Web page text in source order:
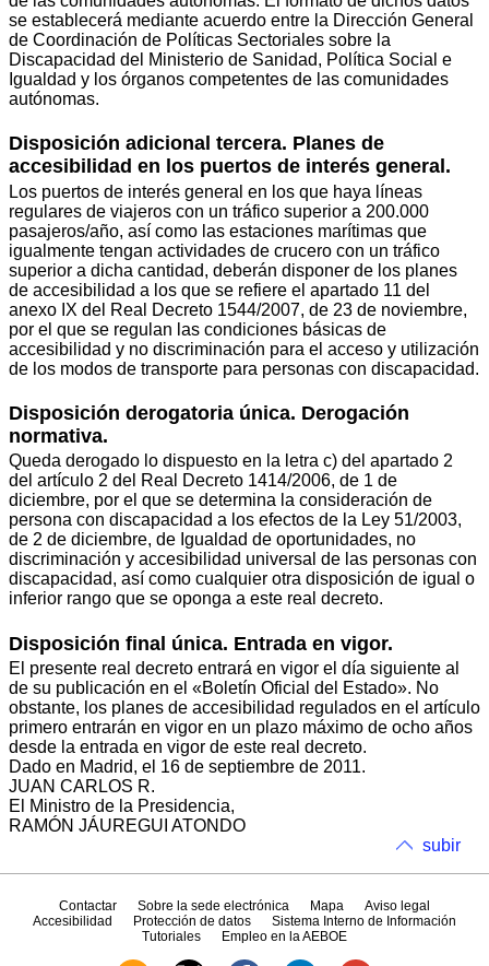
se establecerá mediante acuerdo entre la Dirección General
de Coordinación de Políticas Sectoriales sobre la
Discapacidad del Ministerio de Sanidad, Política Social e
Igualdad y los órganos competentes de las comunidades
autónomas.
Disposición adicional tercera. Planes de
accesibilidad en los puertos de interés general.
Los puertos de interés general en los que haya líneas
regulares de viajeros con un tráfico superior a 200.000
pasajeros/año, así como las estaciones marítimas que
igualmente tengan actividades de crucero con un tráfico
superior a dicha cantidad, deberán disponer de los planes
de accesibilidad a los que se refiere el apartado 11 del
anexo IX del Real Decreto 1544/2007, de 23 de noviembre,
por el que se regulan las condiciones básicas de
accesibilidad y no discriminación para el acceso y utilización
de los modos de transporte para personas con discapacidad.
Disposición derogatoria única. Derogación
normativa.
Queda derogado lo dispuesto en la letra c) del apartado 2
del artículo 2 del Real Decreto 1414/2006, de 1 de
diciembre, por el que se determina la consideración de
persona con discapacidad a los efectos de la Ley 51/2003,
de 2 de diciembre, de Igualdad de oportunidades, no
discriminación y accesibilidad universal de las personas con
discapacidad, así como cualquier otra disposición de igual o
inferior rango que se oponga a este real decreto.
Disposición final única. Entrada en vigor.
El presente real decreto entrará en vigor el día siguiente al
de su publicación en el «Boletín Oficial del Estado». No
obstante, los planes de accesibilidad regulados en el artículo
primero entrarán en vigor en un plazo máximo de ocho años
desde la entrada en vigor de este real decreto.
Dado en Madrid, el 16 de septiembre de 2011.
JUAN CARLOS R.
El Ministro de la Presidencia,
RAMÓN JÁUREGUI ATONDO
subir
Contactar Sobre la sede electrónica Mapa
Aviso legal
Accesibilidad
Protección de datos
Sistema Interno de Información
Tutoriales
Empleo en la AEBOE